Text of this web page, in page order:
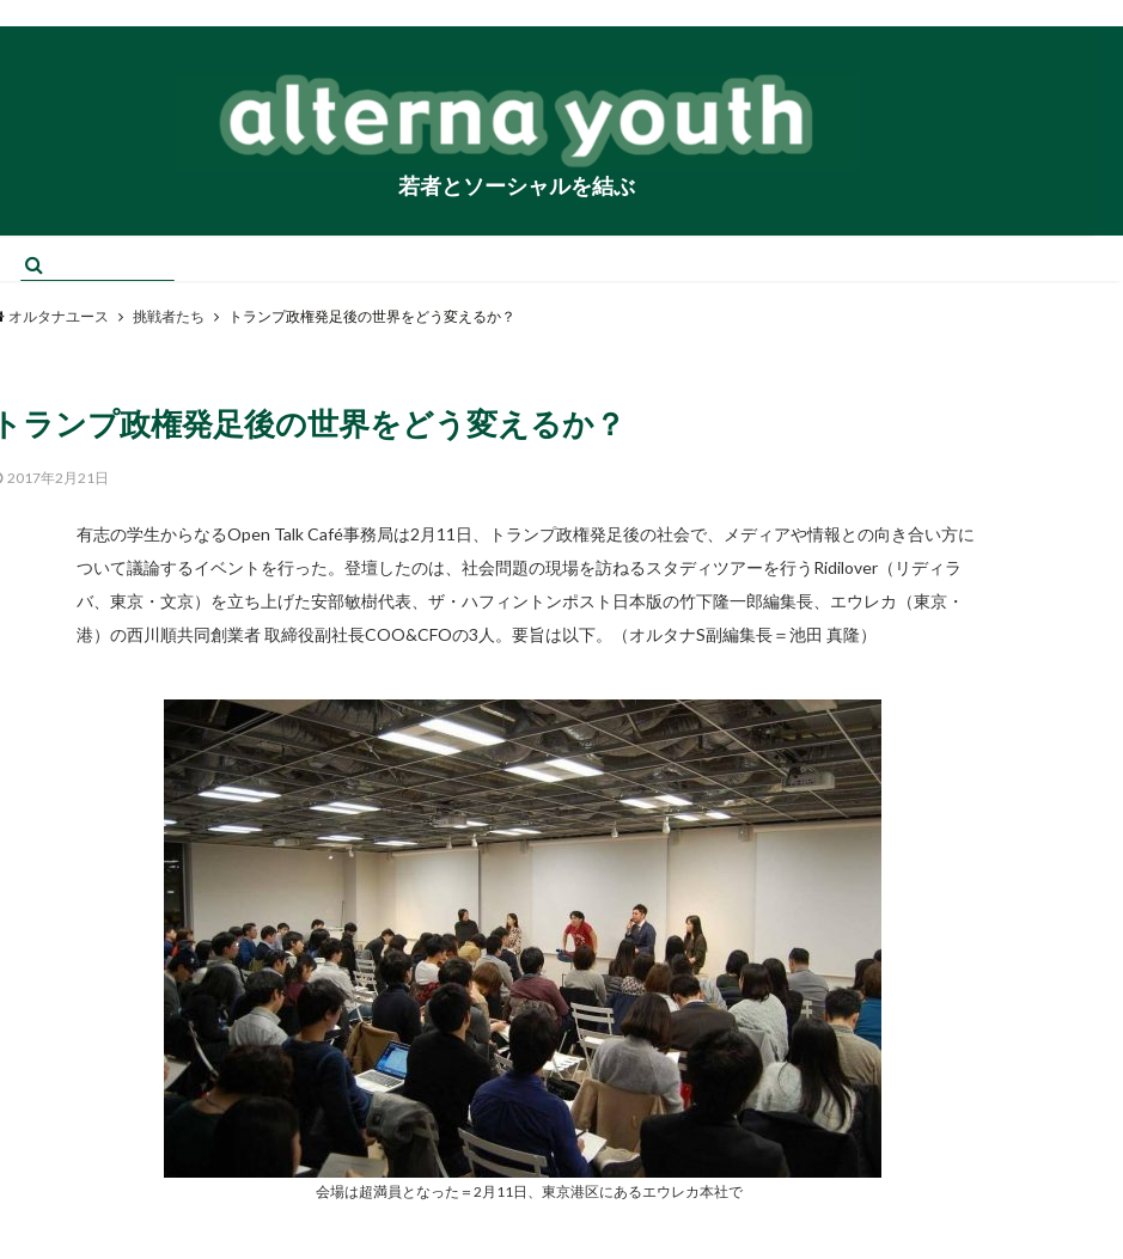
若者とソーシャルを結ぶ
オルタナユース 挑戦者たち トランプ政権発足後の世界をどう変えるか？
トランプ政権発足後の世界をどう変えるか？
2017年2月21日
有志の学生からなるOpen Talk Café事務局は2月11日、トランプ政権発足後の社会で、メディアや情報との向き合い方に
ついて議論するイベントを行った。登壇したのは、社会問題の現場を訪ねるスタディツアーを行うRidilover（リディラ
バ、東京・文京）を立ち上げた安部敏樹代表、ザ・ハフィントンポスト日本版の竹下隆一郎編集長、エウレカ（東京・
港）の西川順共同創業者 取締役副社長COO&CFOの3人。要旨は以下。（オルタナS副編集長＝池田 真隆）
会場は超満員となった＝2月11日、東京港区にあるエウレカ本社で